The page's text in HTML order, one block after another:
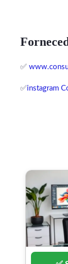
✅
✅instagram